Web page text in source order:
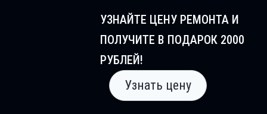
УЗНАЙТЕ ЦЕНУ РЕМОНТА И
ПОЛУЧИТЕ В ПОДАРОК 2000
РУБЛЕЙ!
Узнать цену